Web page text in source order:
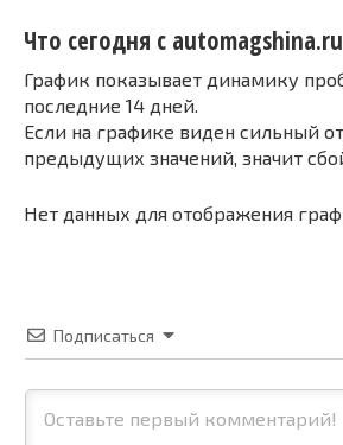
Что сегодня с automagshina.ru
График показывает динамику
последние 14 дней.
Если на графике виден сильный
предыдущих значений, значит
Нет данных для отображения
Подписаться